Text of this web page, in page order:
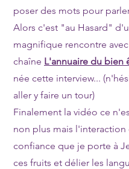
poser des mots pour
Alors c'est "au Hasard"
magnifique rencontre
chaîne L'annuaire du bien
née cette interview...
aller y faire un tour)
Finalement la vidéo ce
non plus mais l'interaction
confiance que je porte à
ces fruits et délier les